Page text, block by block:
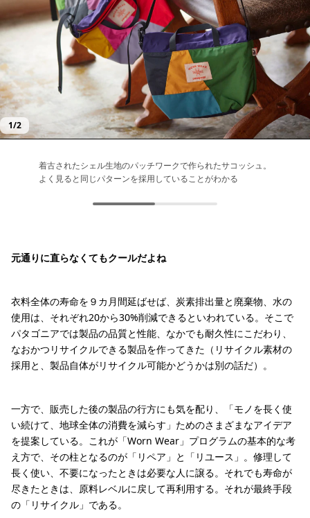
1/2
着古されたシェル生地のパッチワークで作られたサコッシュ。
よく見ると同じパターンを採用していることがわかる
こちらはバギーズ・ショーツをリメイクした「アップサイク
ル・コレクション」。ボタン付きの”元ヒップポケット”がアク
元通りに直らなくてもクールだよね
衣料全体の寿命を９カ月間延ばせば、炭素排出量と廃棄物、水の
使用は、それぞれ20から30%削減できるといわれている。そこで
パタゴニアでは製品の品質と性能、なかでも耐久性にこだわり、
なおかつリサイクルできる製品を作ってきた（リサイクル素材の
採用と、製品自体がリサイクル可能かどうかは別の話だ）。
一方で、販売した後の製品の行方にも気を配り、「モノを長く使
い続けて、地球全体の消費を減らす」ためのさまざまなアイデア
を提案している。これが「Worn Wear」プログラムの基本的な考
え方で、その柱となるのが「リペア」と「リユース」。修理して
長く使い、不要になったときは必要な人に譲る。それでも寿命が
尽きたときは、原料レベルに戻して再利用する。それが最終手段
の「リサイクル」である。